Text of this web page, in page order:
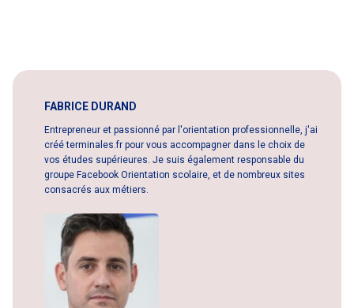
FABRICE DURAND
Entrepreneur et passionné par l'orientation professionnelle, j'ai
créé terminales.fr pour vous accompagner dans le choix de
vos études supérieures. Je suis également responsable du
groupe Facebook Orientation scolaire, et de nombreux sites
consacrés aux métiers.